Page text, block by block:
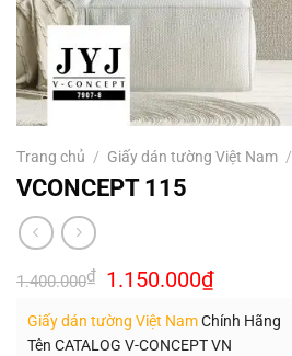
Trang chủ / Giấy dán tường Việt Nam /
VCONCEPT 115
1.400.000₫ Giá
gốc
1.400.000₫.
1.150.000₫Giá
hiện
là:
1.150.000₫.
Giấy dán tường Việt NamChính Hãng
Tên CATALOG V-CONCEPT VN